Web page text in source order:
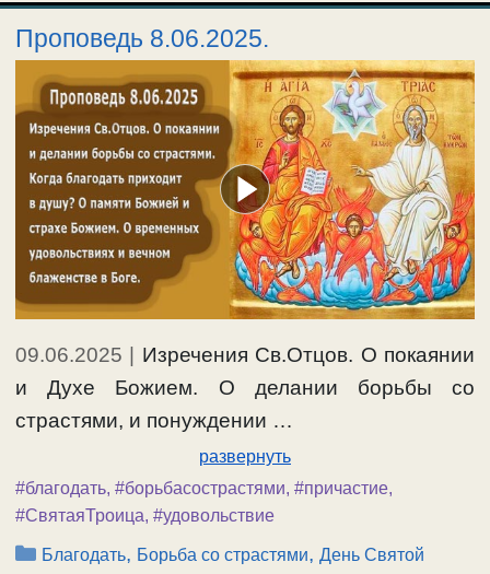
Проповедь 8.06.2025.
09.06.2025
Изречения Св.Отцов. О покаянии
и Духе Божием. О делании борьбы со
страстями, и понуждении …
развернуть
#благодать, #борьбасострастями, #причастие,
#СвятаяТроица, #удовольствие
Рубрики
Благодать, Борьба со страстями,День Святой